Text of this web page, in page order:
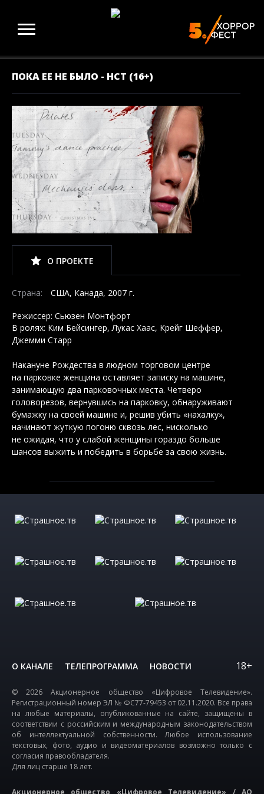
ПОКА ЕЕ НЕ БЫЛО - НСТ (16+)
О ПРОЕКТЕ
Страна: США, Канада, 2007 г.
Режиссер: Сьюзен Монтфорт
В ролях: Ким Бейсингер, Лукас Хаас, Крейг Шеффер,
Джемми Старр
Накануне Рождества в людном торговом центре
на парковке женщина оставляет записку на машине,
занимающую два парковочных места. Четверо
головорезов, вернувшись на парковку, обнаруживают
бумажку на своей машине и, решив убить «нахалку»,
начинают жуткую погоню сквозь лес, нисколько
не ожидая, что у слабой женщины гораздо больше
шансов выжить и победить в борьбе за свою жизнь.
О КАНАЛЕ ТЕЛЕПРОГРАММА НОВОСТИ 18+
© 2026 Акционерное общество «Цифровое Телевидение».
Регистрационный номер ЭЛ № ФС77-79453 от 02.11.2020. Все права
на любые материалы, опубликованные на сайте, защищены в
соответствии с российским и международным законодательством
об интеллектуальной собственности. Любое использование
текстовых, фото, аудио и видеоматериалов возможно только с
согласия правообладателя.
Для лиц старше 18 лет.
Акционерное общество «Цифровое Телевидение» / АО